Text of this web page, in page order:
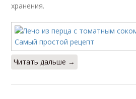
хранения.
Читать дальше →